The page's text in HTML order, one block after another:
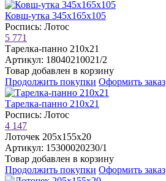
Ковш-утка 345х165х105
Роспись: Лотос
5 771
Тарелка-панно 210х21
Артикул: 18040210021/2
Товар добавлен в корзину
Продолжить покупки Оформить заказ
Тарелка-панно 210х21
Роспись: Лотос
4 147
Лоточек 205х155х20
Артикул: 15300020230/1
Товар добавлен в корзину
Продолжить покупки Оформить заказ